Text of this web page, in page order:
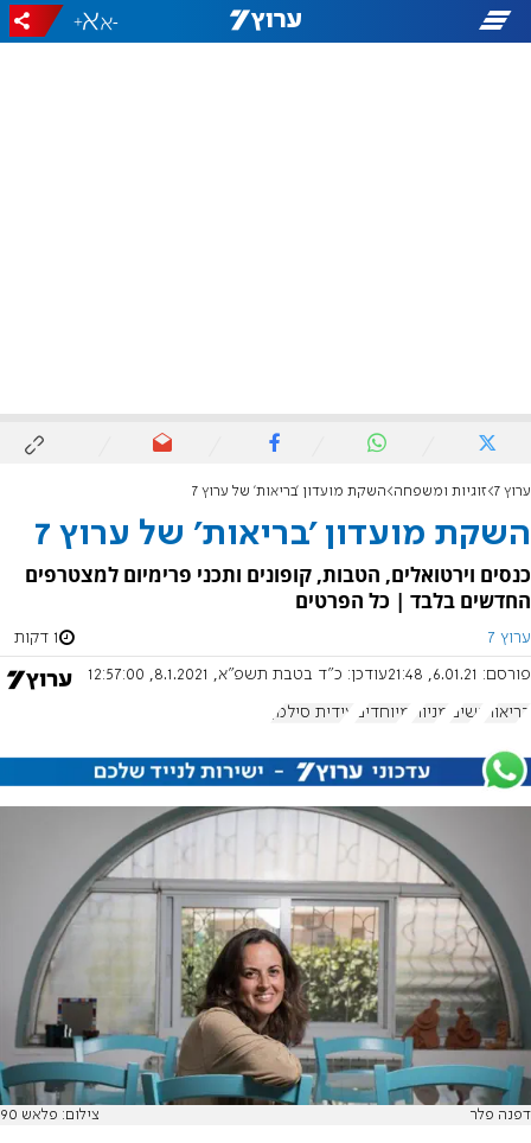
-
+
ערוץ 7 זוגיות ומשפחה השקת מועדון 'בריאות' של ערוץ 7
השקת מועדון 'בריאות' של ערוץ 7
כנסים וירטואלים, הטבות, קופונים ותכני פרימיום למצטרפים
החדשים בלבד | כל הפרטים
ערוץ 7 1 דקות
פורסם: 6.01.21, 21:48 עודכן: כ"ד בטבת תשפ"א, 8.1.2021, 12:57:00
בריאות נשים מניות מיוחדים עידית סילמן
דפנה פלר צילום: פלאש 90